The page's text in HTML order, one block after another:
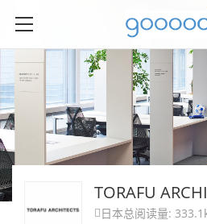
TORAFU
 日本总阅读量: